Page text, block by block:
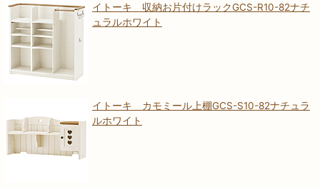
イトーキ 収納お片付けラックGCS-R10-82ナチ
ュラルホワイト
イトーキ カモミール上棚GCS-S10-82ナチュラ
ルホワイト